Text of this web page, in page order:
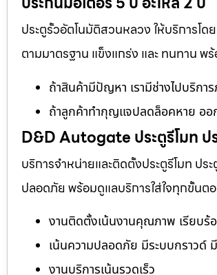
ประตูรั้วอัตโนมัติสวนหลวง ให้บริการโ
ตามมาตรฐาน แข็งแกร่ง และ ทนทาน พ
ถ้าสินค้ามีปัญหา เรามีช่างไปบริก
ถ้าลูกค้าทำกุญแจปลดล็อคหาย ออ
D&D Autogate ประตูรีโมท ป
บริการจำหน่ายและติดตั้งประตูรีโมท ป
ปลอดภัย พร้อมดูแลบริการใส่ใจทุกขั้นต
งานติดตั้งเน้นงานคุณภาพ เรียบร้
เน้นความปลอดภัย มีระบบกราวด์
งานบริการเน้นรวดเร็ว